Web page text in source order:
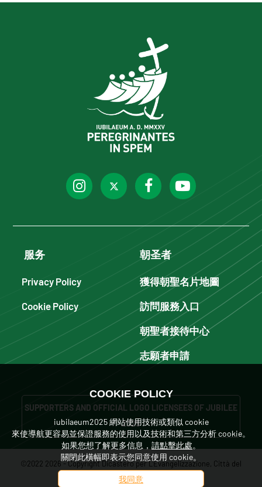
服务
Privacy Policy
Cookie Policy
朝圣者
獲得朝聖名片地圖
訪問服務入口
朝聖者接待中心
志願者申請
SUPPORTERS AND OFFICIAL LOGO LICENSEES OF JUBILEE
2025
©2022 2026 - Copyright Dicastero per L'Evangelizzazione, Città del
Vaticano. Tutti i diritti sono riservati.
COOKIE POLICY
iubilaeum2025 網站使用技術或類似 cookie
來使導航更容易並保證服務的使用以及技術和第三方分析 cookie。
如果您想了解更多信息， 請點擊此處。
關閉此橫幅即表示您同意使用 cookie。
我同意